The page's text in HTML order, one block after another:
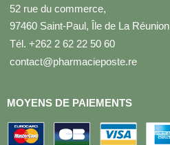
52 rue du commerce,
97460 Saint-Paul, Île de La Réunion
Tél. +262 2 62 22 50 60
contact@pharmacieposte.re
MOYENS DE PAIEMENTS